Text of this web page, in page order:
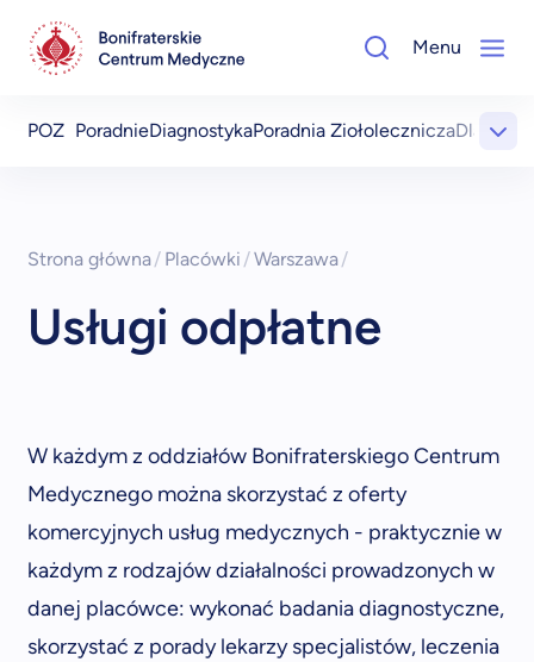
Menu
POZ PoradnieDiagnostykaPoradnia ZiołoleczniczaDla
Strona główna/ Placówki /Warszawa/
Usługi odpłatne
W każdym z oddziałów Bonifraterskiego Centrum
Medycznego można skorzystać z oferty
komercyjnych usług medycznych - praktycznie w
każdym z rodzajów działalności prowadzonych w
danej placówce: wykonać badania diagnostyczne,
skorzystać z porady lekarzy specjalistów, leczenia